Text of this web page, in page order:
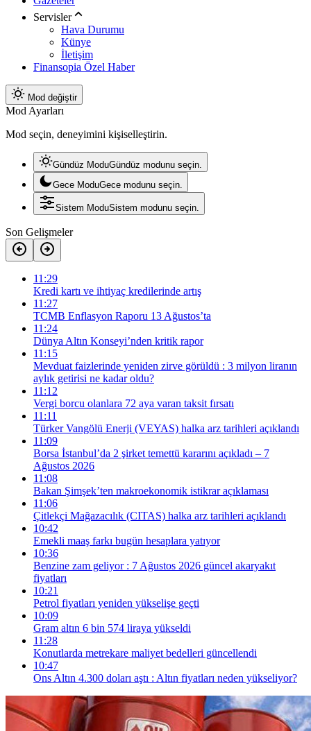
Servisler
Hava Durumu
Künye
İletişim
Finansopia Özel Haber
Mod değiştir
Mod Ayarları
Mod seçin, deneyimini kişiselleştirin.
Gündüz ModuGündüz modunu seçin.
Gece ModuGece modunu seçin.
Sistem ModuSistem modunu seçin.
Son Gelişmeler
11:29
Kredi kartı ve ihtiyaç kredilerinde artış
11:27
TCMB Enflasyon Raporu 13 Ağustos’ta
11:24
Dünya Altın Konseyi’nden kritik rapor
11:15
Mevduat faizlerinde yeniden zirve görüldü : 3 milyon liranın
aylık getirisi ne kadar oldu?
11:12
Vergi borcu olanlara 72 aya varan taksit fırsatı
11:11
Türker Vangölü Enerji (VEYAS) halka arz tarihleri açıklandı
11:09
Borsa İstanbul’da 2 şirket temettü kararını açıkladı – 7
Ağustos 2026
11:08
Bakan Şimşek’ten makroekonomik istikrar açıklaması
11:06
Çitlekçi Mağazacılık (CITAS) halka arz tarihleri açıklandı
10:42
Emekli maaş farkı bugün hesaplara yatıyor
10:36
Benzine zam geliyor : 7 Ağustos 2026 güncel akaryakıt
fiyatları
10:21
Petrol fiyatları yeniden yükselişe geçti
10:09
Gram altın 6 bin 574 liraya yükseldi
11:28
Konutlarda metrekare maliyet bedelleri güncellendi
10:47
Ons Altın 4.300 doları aştı : Altın fiyatları neden yükseliyor?